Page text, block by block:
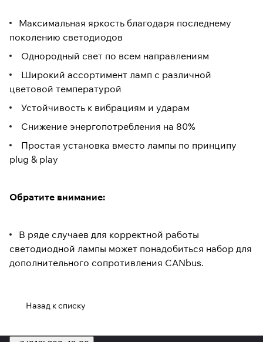
Максимальная яркость благодаря последнему
поколению светодиодов
Однородный свет по всем направлениям
Широкий ассортимент ламп с различной
цветовой температурой
Устойчивость к вибрациям и ударам
Снижение энергопотребления на 80%
Простая установка вместо лампы по принципу
plug & play
Обратите внимание:
В ряде случаев для корректной работы
светодиодной лампы может понадобиться набор для
дополнительного сопротивления CANbus.
Назад к списку